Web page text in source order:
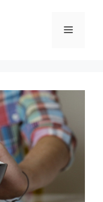
Меню